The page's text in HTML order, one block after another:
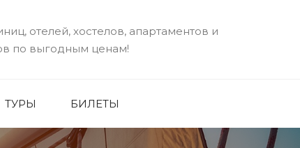
отелей, хостелов, апартаментов и
по выгодным ценам!
ТУРЫ БИЛЕТЫ